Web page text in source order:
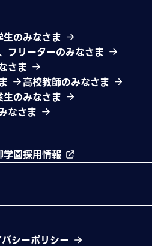
生のみなさま
フリーターのみなさま
さま
高校教師のみなさま
生のみなさま
なさま
学園採用情報
シーポリシー